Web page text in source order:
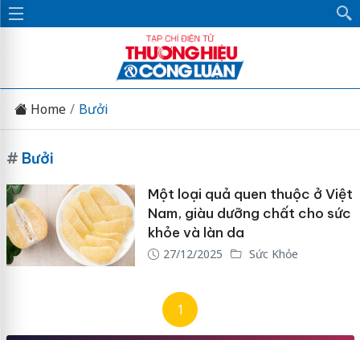
Home Bưởi
# Bưởi
Một loại quả quen thuộc ở Việt
Nam, giàu dưỡng chất cho sức
khỏe và làn da
27/12/2025 Sức Khỏe
1